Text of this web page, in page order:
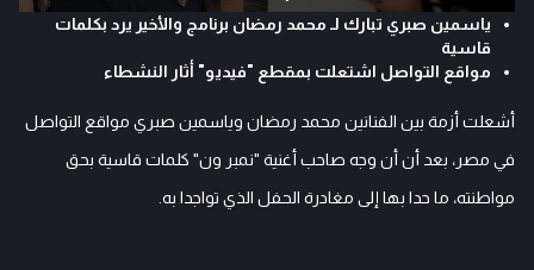
ياسمين صبري تبارك لـ محمد رمضان برنامج والأخير يرد بكلمات
قاسية
مواقع التواصل اشتعلت بمقطع "فيديو" أثار النشطاء
أشعلت أزمة بين الفنانين محمد رمضان وياسمين صبري مواقع التواصل
في مصر، بعد أن أن وجه صاحب أغنية "نمبر ون" كلمات قاسية بحق
مواطنته، ما حدا بها إلى مغادرة الحفل الذي تواجدا به.